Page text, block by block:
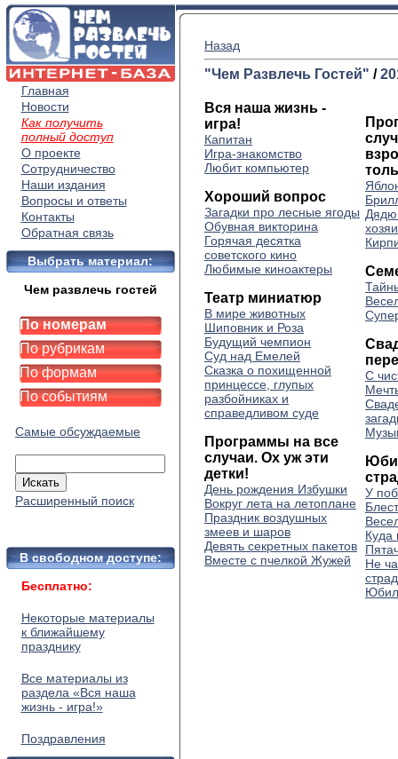
Главная
Новости
Как получить
полный доступ
О проекте
Сотрудничество
Наши издания
Вопросы и ответы
Контакты
Обратная связь
Выбрать материал:
Чем развлечь гостей
По номерам
По рубрикам
По формам
По событиям
Самые обсуждаемые
Расширенный поиск
В свободном доступе:
Бесплатно:
Некоторые материалы
к ближайшему
празднику
Все материалы из
раздела «Вся наша
жизнь - игра!»
Поздравления
Назад
"Чем Развлечь Гостей" /
Вся наша жизнь -
игра!
Капитан
Игра-знакомство
Любит компьютер
Хороший вопрос
Загадки про лесные ягоды
Обувная викторина
Горячая десятка
советского кино
Любимые киноактеры
Театр миниатюр
В мире животных
Шиповник и Роза
Будущий чемпион
Суд над Емелей
Сказка о похищенной
принцессе, глупых
разбойниках и
справедливом суде
Программы на все
случаи. Ох уж эти
детки!
День рождения Избушки
Вокруг лета на летоплане
Праздник воздушных
змеев и шаров
Девять секретных пакетов
Вместе с пчелкой Жужей
С
У
Куда
Не